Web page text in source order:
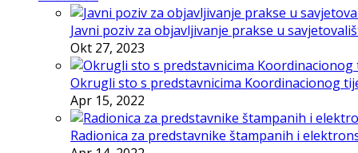
Javni poziv za objavljivanje prakse u
Okt 27, 2023
Okrugli sto s predstavnicima Koordinacionog
Apr 15, 2022
Radionica za predstavnike štampanih i